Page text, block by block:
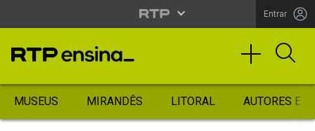
Entrar
MUSEUS MIRANDÊS LITORAL AUTORES